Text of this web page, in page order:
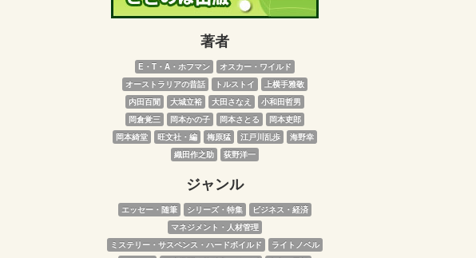
著者
E・T・A・ホフマン
オスカー・ワイルド
オーストラリアの昔話
トルストイ
上横手雅敬
内田百閒
大城立裕 大田さなえ
小和田哲男
岡倉覚三
岡本かの子 岡本さとる
岡本吏郎
岡本綺堂
旺文社・編 梅原猛 江戸川乱歩
海野幸
織田作之助
荻野洋一
ジャンル
エッセー・随筆 シリーズ・特集
ビジネス・経済
マネジメント・人材管理
ミステリー・サスペンス・ハードボイルド
ライトノベル